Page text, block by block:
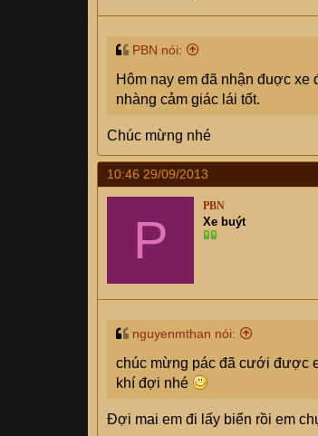
PBN nói:
Hôm nay em đã nhận đuợc xe
nhàng cảm giác lái tốt.
Chúc mừng nhé
10:46 29/09/2013
P
PBN
Xe buýt
nguyenmthan nói:
chúc mừng pác đã cưới được
khí đợi nhé
Đợi mai em đi lấy biển rồi em